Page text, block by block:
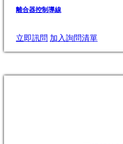
離合器控制導線
立即訊問 加入詢問清單